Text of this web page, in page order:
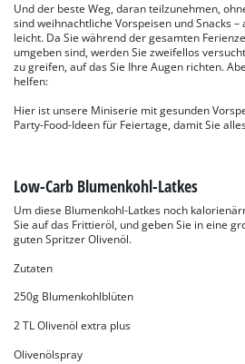
Und der beste Weg, daran teilzunehmen,
sind weihnachtliche Vorspeisen und Snacks
leicht. Da Sie während der gesamten
umgeben sind, werden Sie zweifellos
zu greifen, auf das Sie Ihre Augen richten.
helfen:
Hier ist unsere Miniserie mit gesunden
Party-Food-Ideen für Feiertage, damit Sie
Low-Carb Blumenkohl-Latkes
Um diese Blumenkohl-Latkes noch
Sie auf das Frittieröl, und geben Sie in eine
guten Spritzer Olivenöl.
Zutaten
250g Blumenkohlblüten
2 TL Olivenöl extra plus
Olivenölspray